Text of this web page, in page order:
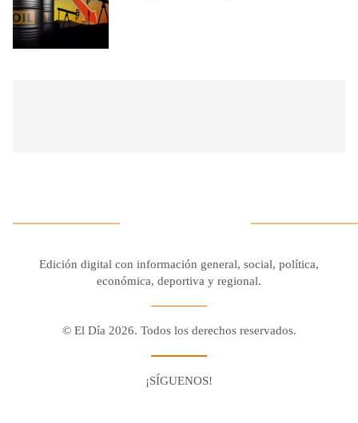
Edición digital con información general, social, política,
económica, deportiva y regional.
© El Día 2026. Todos los derechos reservados.
¡SÍGUENOS!